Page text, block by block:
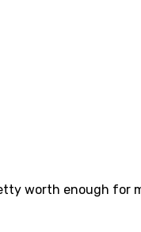
worth enough for